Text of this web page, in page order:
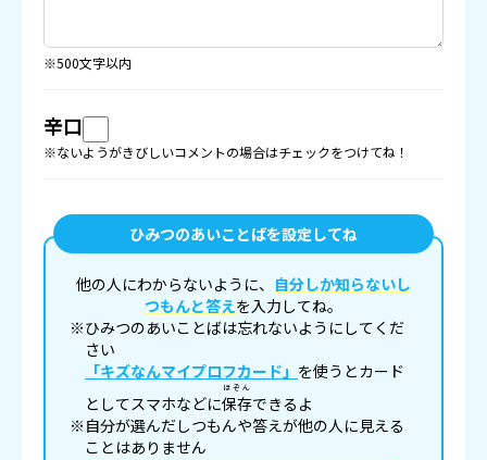
※500文字以内
辛口
※ないようがきびしいコメントの場合はチェックをつけてね！
ひみつのあいことばを設定してね
他の人にわからないように、 自分しか知らないし
つもんと答えを入力してね。
※ひみつのあいことばは忘れないようにしてくだ
さい
「キズなんマイプロフカード」 を使うとカード
としてスマホなどに保存
ほぞん
できるよ
※自分が選んだしつもんや答えが他の人に見える
ことはありません